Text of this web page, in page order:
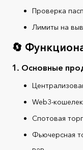
Проверка
Лимиты на
🔄
1. Основные
Web3-кошелек
Спотовая
Фьючерсная